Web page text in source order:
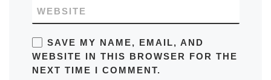
WEBSITE
SAVE MY NAME, EMAIL, AND
WEBSITE IN THIS BROWSER FOR THE
NEXT TIME I COMMENT.